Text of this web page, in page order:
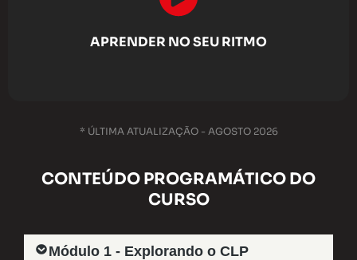
APRENDER NO SEU RITMO
* ÚLTIMA ATUALIZAÇÃO - AGOSTO 2026
CONTEÚDO PROGRAMÁTICO DO
CURSO
Módulo 1 - Explorando o CLP